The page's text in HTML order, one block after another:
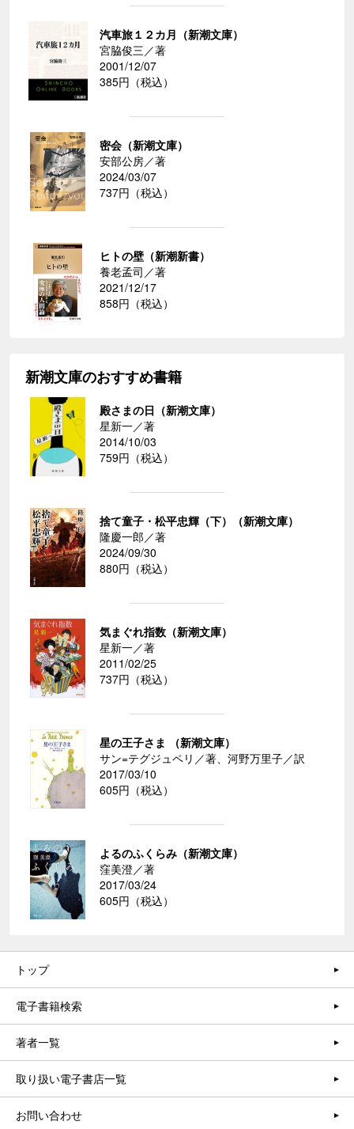
汽車旅１２カ月（新潮文庫）
宮脇俊三／著
2001/12/07
385円（税込）
密会（新潮文庫）
安部公房／著
2024/03/07
737円（税込）
ヒトの壁（新潮新書）
養老孟司／著
2021/12/17
858円（税込）
新潮文庫のおすすめ書籍
殿さまの日（新潮文庫）
星新一／著
2014/10/03
759円（税込）
捨て童子・松平忠輝（下）（新潮文庫）
隆慶一郎／著
2024/09/30
880円（税込）
気まぐれ指数（新潮文庫）
星新一／著
2011/02/25
737円（税込）
星の王子さま （新潮文庫）
サン=テグジュペリ／著、河野万里子／訳
2017/03/10
605円（税込）
よるのふくらみ（新潮文庫）
窪美澄／著
2017/03/24
605円（税込）
トップ
電子書籍検索
著者一覧
取り扱い電子書店一覧
お問い合わせ